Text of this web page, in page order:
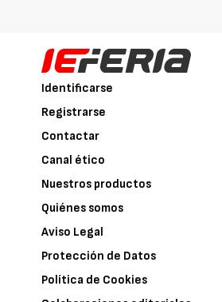
Identificarse
Registrarse
Contactar
Canal ético
Nuestros productos
Quiénes somos
Aviso Legal
Protección de Datos
Política de Cookies